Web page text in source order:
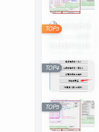
TOP3
TOP4
TOP5
TOP3
TOP4
TOP5